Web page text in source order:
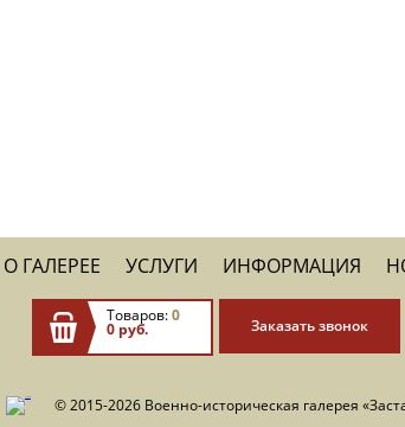
О ГАЛЕРЕЕ УСЛУГИ ИНФОРМАЦИЯ
Товаров:0
0 руб. Заказать звонок
© 2015-2026 Военно-историческая галерея